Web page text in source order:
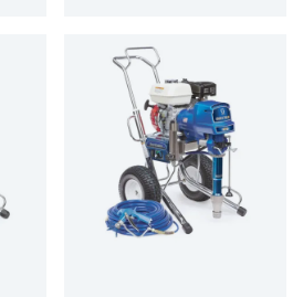
Materialien. Optimal für
mittlere…